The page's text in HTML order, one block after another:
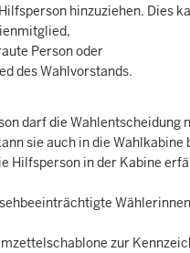
hinzuziehen. Dies
Person oder
des Wahlvorstands.
darf die Wahlentscheidung
sie auch in die Wahlkabine
Hilfsperson in der Kabine
zur